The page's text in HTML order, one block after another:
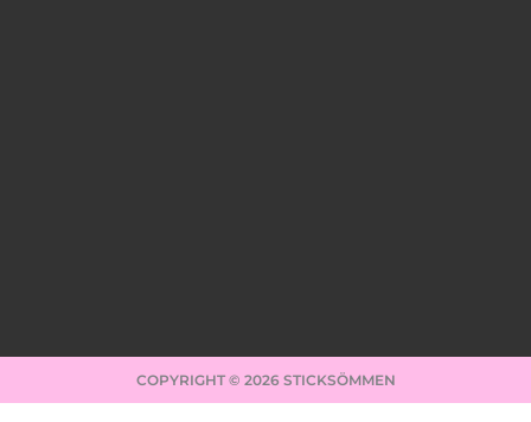
COPYRIGHT © 2026 STICKSÖMMEN